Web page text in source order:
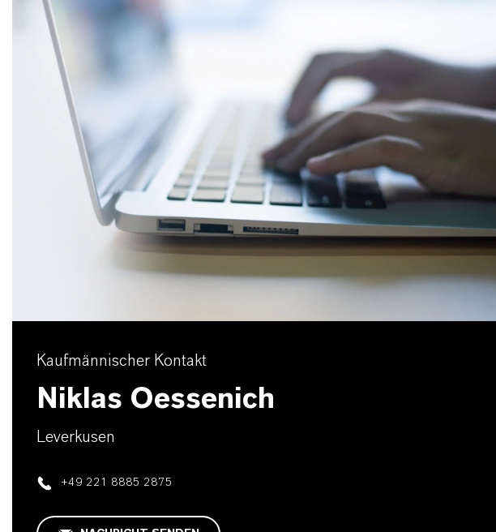
Kaufmännischer Kontakt
Niklas Oessenich
Leverkusen
+49 221 8885 2875